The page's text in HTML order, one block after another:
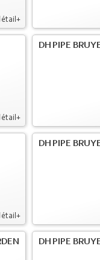
DH PIPE
DH PIPE
DH PIPE